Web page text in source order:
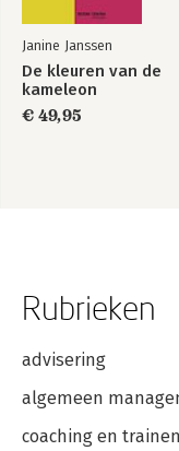
Janine Janssen
De kleuren van de
kameleon
€ 49,95
Rubrieken
advisering
algemeen
coaching en trainen